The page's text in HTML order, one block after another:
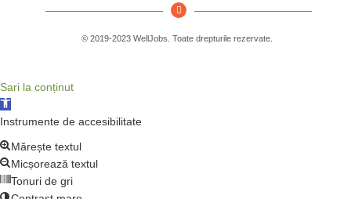
© 2019-2023 WellJobs. Toate drepturile rezervate.
Sari la conținut
Deschide bara de unelte
Instrumente de accesibilitate
Mărește textul
Micșorează textul
Tonuri de gri